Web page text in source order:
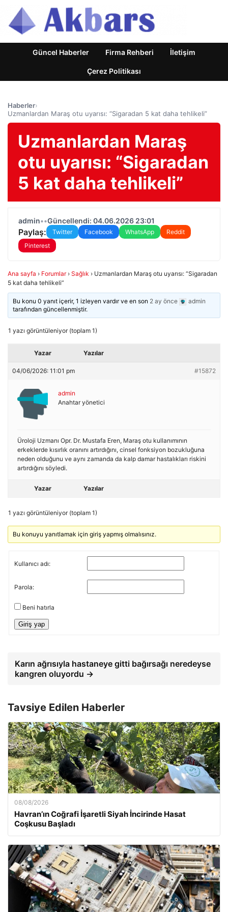
Güncel Haberler Firma Rehberi İletişim
Çerez Politikası
Haberler›
Uzmanlardan Maraş otu uyarısı: “Sigaradan 5 kat daha tehlikeli”
Uzmanlardan Maraş
otu uyarısı: “Sigaradan
5 kat daha tehlikeli”
admin••Güncellendi: 04.06.2026 23:01
Paylaş: Twitter Facebook WhatsApp
Reddit
Pinterest
Ana sayfa › Forumlar › Sağlık › Uzmanlardan Maraş otu uyarısı: “Sigaradan
5 kat daha tehlikeli”
Bu konu 0 yanıt içerir, 1 izleyen vardır ve en son 2 ay önce
admin
tarafından güncellenmiştir.
1 yazı görüntüleniyor (toplam 1)
Yazar Yazılar
04/06/2026: 11:01 pm #15872
admin
Anahtar yönetici
Üroloji Uzmanı Opr. Dr. Mustafa Eren, Maraş otu kullanımının
erkeklerde kısırlık oranını artırdığını, cinsel fonksiyon bozukluğuna
neden olduğunu ve aynı zamanda da kalp damar hastalıkları riskini
artırdığını söyledi.
Yazar Yazılar
1 yazı görüntüleniyor (toplam 1)
Bu konuyu yanıtlamak için giriş yapmış olmalısınız.
Kullanıcı adı:
Parola:
Beni hatırla
Giriş yap
Karın ağrısıyla hastaneye gitti bağırsağı neredeyse
kangren oluyordu →
Tavsiye Edilen Haberler
08/08/2026
Havran’ın Coğrafi İşaretli Siyah İncirinde Hasat
Coşkusu Başladı